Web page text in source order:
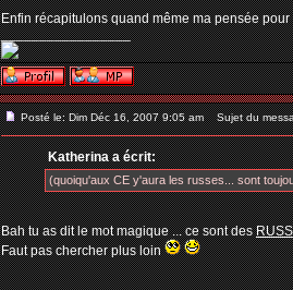
Enfin récapitulons quand même ma pensée
_________________
Posté le: Dim Déc 16, 2007 9:05 am Sujet du
Katherina a écrit:
(quoiqu'aux CE y'aura les russes... sont
Bah tu as dit le mot magique ... ce sont des
Faut pas chercher plus loin